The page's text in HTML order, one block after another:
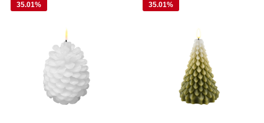
35.01% 35.01%